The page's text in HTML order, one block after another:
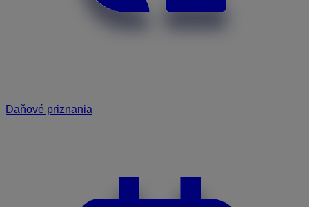
Daňové priznania